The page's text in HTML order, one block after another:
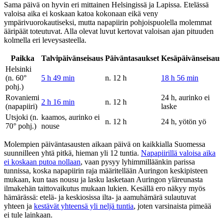
Sama päivä on hyvin eri mittainen Helsingissä ja Lapissa. Etelässä
valoisa aika ei koskaan katoa kokonaan eikä veny
ympärivuorokautiseksi, mutta napapiirin pohjoispuolella molemmat
ääripäät toteutuvat. Alla olevat luvut kertovat valoisan ajan pituuden
kolmella eri leveysasteella.
Paikka Talvipäivänseisaus Päiväntasaukset
Helsinki
(n. 60°
pohj.)
5 h 49 min n. 12 h 18 h 56 min
Rovaniemi
(napapiiri)
2 h 16 min n. 12 h
24 h, aurinko ei
laske
Utsjoki (n.
70° pohj.)
kaamos, aurinko ei
nouse
n. 12 h 24 h, yötön yö
Molempien päiväntasausten aikaan päivä on kaikkialla Suomessa
suunnilleen yhtä pitkä, hieman yli 12 tuntia. Napapiirillä valoisa aika
ei koskaan putoa nollaan, vaan pysyy lyhimmilläänkin parissa
tunnissa, koska napapiirin raja määritellään Auringon keskipisteen
mukaan, kun taas nousu ja lasku lasketaan Auringon yläreunasta
ilmakehän taittovaikutus mukaan lukien. Kesällä ero näkyy myös
hämärässä: etelä- ja keskiosissa ilta- ja aamuhämärä sulautuvat
yhteen ja kestävät yhteensä yli neljä tuntia, joten varsinaista pimeää
ei tule lainkaan.